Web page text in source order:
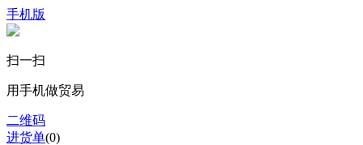
手机版
扫一扫
用手机做贸易
二维码
进货单(0)